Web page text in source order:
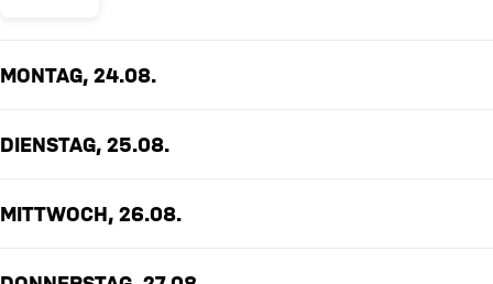
MONTAG, 24.08.
DIENSTAG, 25.08.
MITTWOCH, 26.08.